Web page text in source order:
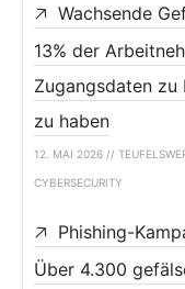
Wachsende
13% der
Zugangsdaten
zu haben
12. MAI 2026 //
CYBERSECURITY
Phishing-
Über 4.300